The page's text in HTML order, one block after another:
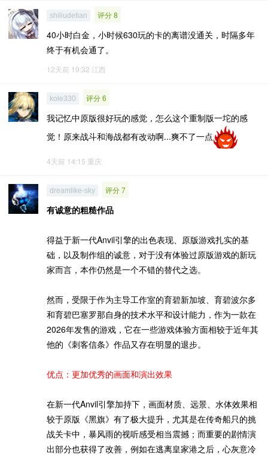
shiliudetian 评分 8
40小时白金，小时候630玩的卡的离谱没通关，时隔多年
终于有机会通了。
12天前 19:32 江西
kole330 评分 6
我记忆中原版很好玩的感觉，怎么这个重制版一坨的感
觉！原来战斗和海战都有改动啊...爽不了一点
4天前 14:15 重庆
dreamlike-sky 评分 7
有诚意的粗糙作品
得益于新一代Anvil引擎的出色表现、原版游戏扎实的基
础，以及制作组的诚意，对于没有体验过原版游戏的新玩
家而言，本作仍然是一个不错的替代之选。
然而，受限于作为主导工作室的育碧新加坡、育碧波尔多
和育碧巴塞罗那自身的技术水平和设计能力，作为一款在
2026年发售的游戏，它在一些游戏体验方面相较于近年其
他的《刺客信条》作品又存在明显的退步。
优点：更加优秀的画面和演出效果
在新一代Anvil引擎加持下，画面材质、远景、水体效果相
较于原版《黑旗》有了极大提升，尤其是在传奇船只的挑
战关卡中，暴风雨的视听感受相当震撼；而重要的剧情演
出部分也获得了改善，例如在逃离皇家港之后，心灰意冷